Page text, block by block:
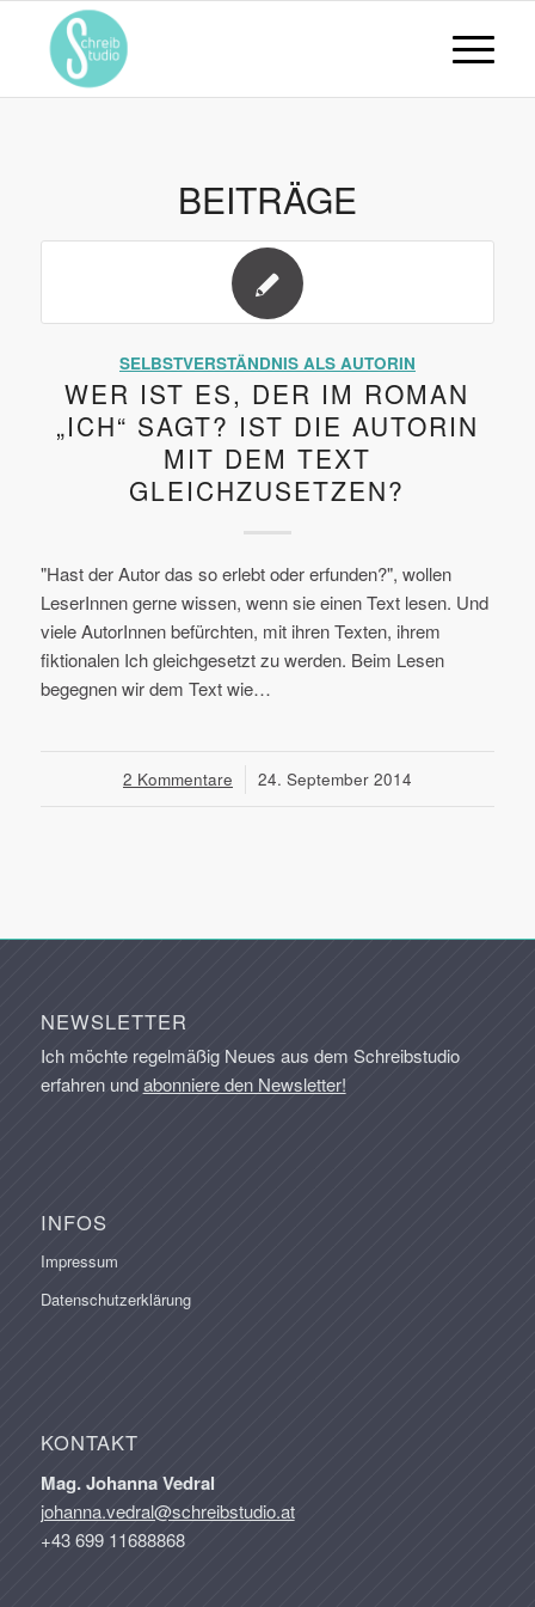
BEITRÄGE
SELBSTVERSTÄNDNIS ALS AUTORIN
WER IST ES, DER IM ROMAN
„ICH“ SAGT? IST DIE AUTORIN
MIT DEM TEXT
GLEICHZUSETZEN?
"Hast der Autor das so erlebt oder erfunden?", wollen
LeserInnen gerne wissen, wenn sie einen Text lesen. Und
viele AutorInnen befürchten, mit ihren Texten, ihrem
fiktionalen Ich gleichgesetzt zu werden. Beim Lesen
begegnen wir dem Text wie…
2 Kommentare
/ 24. September 2014
NEWSLETTER
Ich möchte regelmäßig Neues aus dem Schreibstudio
erfahren undabonniere den Newsletter!
INFOS
Impressum
Datenschutzerklärung
KONTAKT
Mag. Johanna Vedral
johanna.vedral@schreibstudio.at
+43 699 11688868